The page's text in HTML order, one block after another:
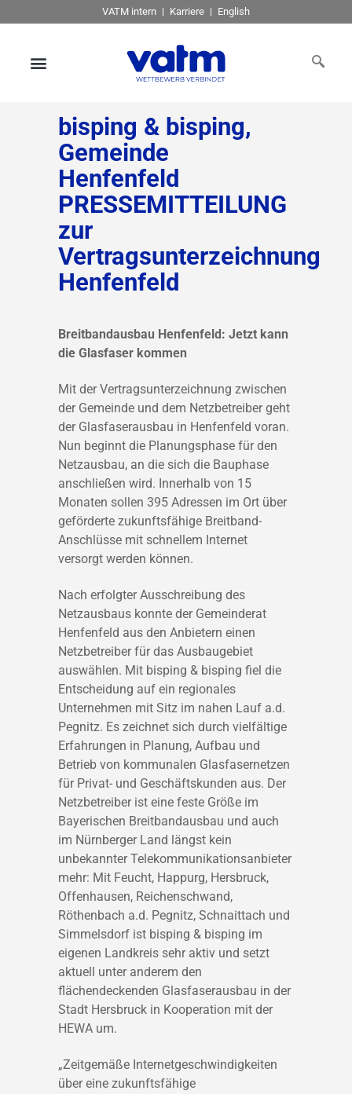
VATM intern Karriere English
bisping & bisping,
Gemeinde
Henfenfeld
PRESSEMITTEILUNG
zur
Vertragsunterzeichnung
Henfenfeld
Breitbandausbau Henfenfeld: Jetzt kann
die Glasfaser kommen
Mit der Vertragsunterzeichnung zwischen
der Gemeinde und dem Netzbetreiber geht
der Glasfaserausbau in Henfenfeld voran.
Nun beginnt die Planungsphase für den
Netzausbau, an die sich die Bauphase
anschließen wird. Innerhalb von 15
Monaten sollen 395 Adressen im Ort über
geförderte zukunftsfähige Breitband-
Anschlüsse mit schnellem Internet
versorgt werden können.
Nach erfolgter Ausschreibung des
Netzausbaus konnte der Gemeinderat
Henfenfeld aus den Anbietern einen
Netzbetreiber für das Ausbaugebiet
auswählen. Mit bisping & bisping fiel die
Entscheidung auf ein regionales
Unternehmen mit Sitz im nahen Lauf a.d.
Pegnitz. Es zeichnet sich durch vielfältige
Erfahrungen in Planung, Aufbau und
Betrieb von kommunalen Glasfasernetzen
für Privat- und Geschäftskunden aus. Der
Netzbetreiber ist eine feste Größe im
Bayerischen Breitbandausbau und auch
im Nürnberger Land längst kein
unbekannter Telekommunikationsanbieter
mehr: Mit Feucht, Happurg, Hersbruck,
Offenhausen, Reichenschwand,
Röthenbach a.d. Pegnitz, Schnaittach und
Simmelsdorf ist bisping & bisping im
eigenen Landkreis sehr aktiv und setzt
aktuell unter anderem den
flächendeckenden Glasfaserausbau in der
Stadt Hersbruck in Kooperation mit der
HEWA um.
„Zeitgemäße Internetgeschwindigkeiten
über eine zukunftsfähige